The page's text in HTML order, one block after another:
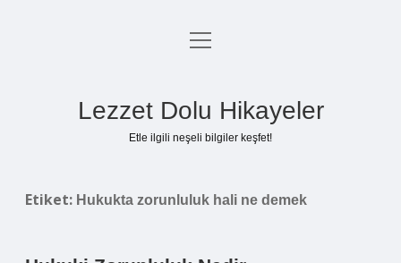
Anasayfa
menüyü
Lezzet Dolu Hikayeler
Etle ilgili neşeli bilgiler keşfet!
Etiket: Hukukta zorunluluk hali ne demek